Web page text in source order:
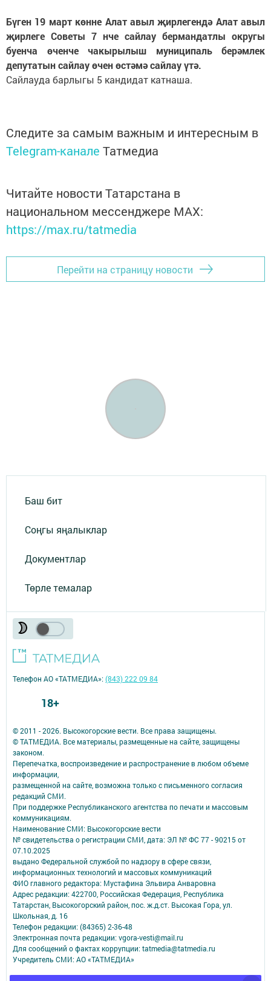
Бүген 19 март көнне Алат авыл җирлегендә Алат авыл
җирлеге Советы 7 нче сайлау бермандатлы округы
буенча өченче чакырылыш муниципаль берәмлек
депутатын сайлау өчен өстәмә сайлау үтә.
Сайлауда барлыгы 5 кандидат катнаша.
Следите за самым важным и интересным в
Telegram-канале Татмедиа
Читайте новости Татарстана в
национальном мессенджере MАХ:
https://max.ru/tatmedia
Перейти на страницу новости
Баш бит
Соңгы яңалыклар
Документлар
Төрле темалар
© 2011 - 2026. Высокогорские вести. Все права защищены.
© ТАТМЕДИА. Все материалы, размещенные на сайте, защищены
законом.
Перепечатка, воспроизведение и распространение в любом объеме
информации,
размещенной на сайте, возможна только с письменного согласия
редакций СМИ.
При поддержке Республиканского агентства по печати и массовым
коммуникациям.
Наименование СМИ: Высокогорские вести
№ свидетельства о регистрации СМИ, дата: ЭЛ № ФС 77 - 90215 от
07.10.2025
выдано Федеральной службой по надзору в сфере связи,
информационных технологий и массовых коммуникаций
ФИО главного редактора: Мустафина Эльвира Анваровна
Адрес редакции: 422700, Российская Федерация, Республика
Татарстан, Высокогорский район, пос. ж.д.ст. Высокая Гора, ул.
Школьная, д. 16
Телефон редакции: (84365) 2-36-48
Электронная почта редакции: vgora-vesti@mail.ru
Для сообщений о фактах коррупции: tatmedia@tatmedia.ru
Учредитель СМИ: АО «ТАТМЕДИА»
Телефон АО «ТАТМЕДИА»:(843) 222 09 84
18+